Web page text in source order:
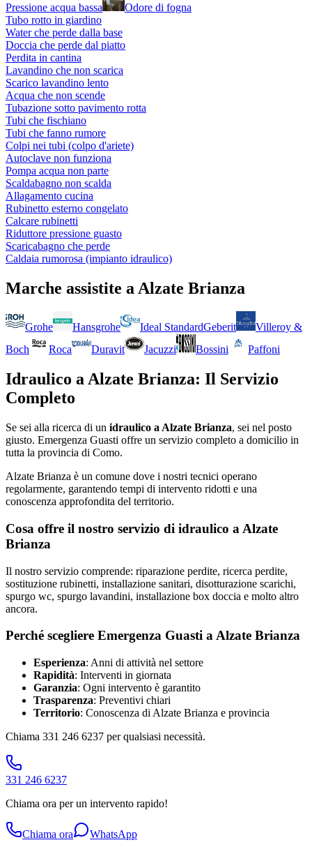
Pressione acqua bassa
Odore di fogna
Tubo rotto in giardino
Water che perde dalla base
Doccia che perde dal piatto
Perdita in cantina
Lavandino che non scarica
Scarico lavandino lento
Acqua che non scende
Tubazione sotto pavimento rotta
Tubi che fischiano
Tubi che fanno rumore
Colpi nei tubi (colpo d'ariete)
Autoclave non funziona
Pompa acqua non parte
Scaldabagno non scalda
Allagamento cucina
Rubinetto esterno congelato
Calcare rubinetti
Riduttore pressione guasto
Scaricabagno che perde
Caldaia rumorosa (impianto idraulico)
Marche assistite a Alzate Brianza
Grohe Hansgrohe Ideal StandardGeberit
Villeroy &
Boch
Roca Duravit Jacuzzi Bossini Paffoni
Idraulico aAlzate Brianza: Il Servizio
Completo
Se sei alla ricerca di un idraulico a Alzate Brianza, sei nel posto
giusto. Emergenza Guasti offre un servizio completo a domicilio in
tutta la provincia di Como.
Alzate Brianza è un comune dove i nostri tecnici operano
regolarmente, garantendo tempi di intervento ridotti e una
conoscenza approfondita del territorio.
Cosa offre il nostro servizio di idraulico a Alzate
Brianza
Il nostro servizio comprende: riparazione perdite, ricerca perdite,
sostituzione rubinetti, installazione sanitari, disotturazione scarichi,
spurgo wc, spurgo lavandini, installazione box doccia e molto altro
ancora.
Perché scegliere Emergenza Guasti aAlzate Brianza
Esperienza: Anni di attività nel settore
Rapidità: Interventi in giornata
Garanzia: Ogni intervento è garantito
Trasparenza: Preventivi chiari
Territorio: Conoscenza di Alzate Brianza e provincia
Chiama 331 246 6237 per qualsiasi necessità.
331 246 6237
Chiama ora per un intervento rapido!
Chiama ora WhatsApp